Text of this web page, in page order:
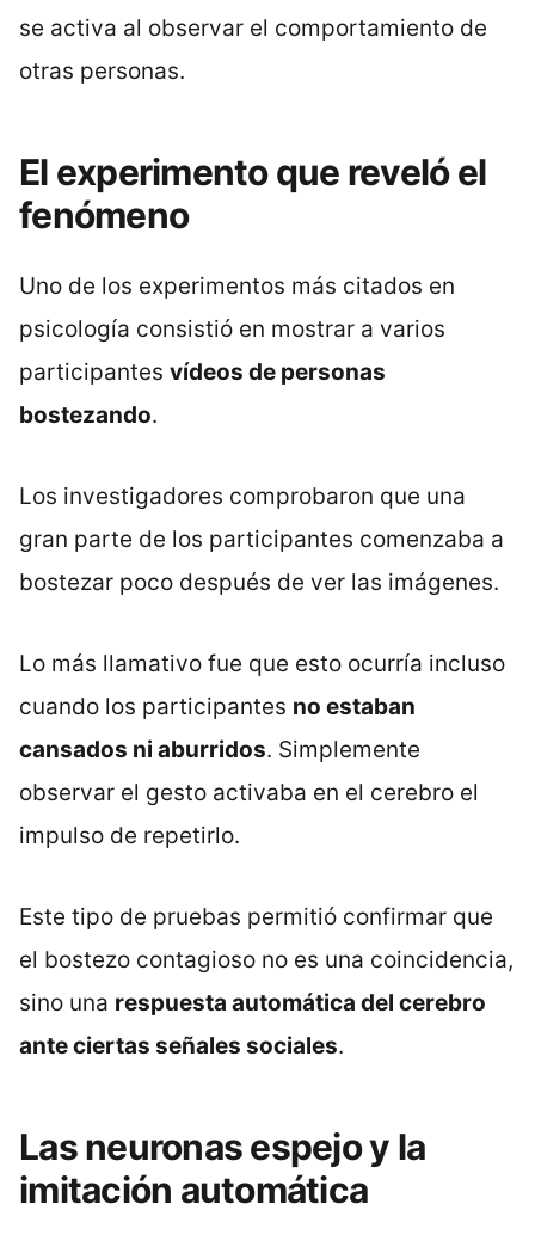
se activa al observar el comportamiento de
otras personas.
El experimento que reveló el
fenómeno
Uno de los experimentos más citados en
psicología consistió en mostrar a varios
participantes vídeos de personas
bostezando.
Los investigadores comprobaron que una
gran parte de los participantes comenzaba a
bostezar poco después de ver las imágenes.
Lo más llamativo fue que esto ocurría incluso
cuando los participantes no estaban
cansados ni aburridos. Simplemente
observar el gesto activaba en el cerebro el
impulso de repetirlo.
Este tipo de pruebas permitió confirmar que
el bostezo contagioso no es una coincidencia,
sino una respuesta automática del cerebro
ante ciertas señales sociales.
Las neuronas espejo y la
imitación automática